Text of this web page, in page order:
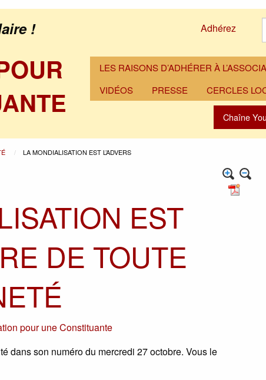
! Adhérez
LES RAISONS D’ADHÉRER À
VIDÉOS
PRESSE CERCLES
Chaîne
LA MONDIALISATION EST L’ADVERS
EST
DE TOUTE
pour une Constituante
dans son numéro du mercredi 27 octobre. Vous le